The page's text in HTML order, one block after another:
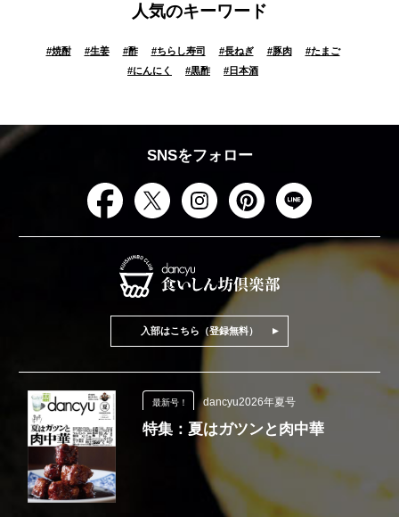
人気のキーワード
#焼酎 #生姜 #酢 #ちらし寿司 #長ねぎ #豚肉 #たまご
#にんにく #黒酢 #日本酒
SNSをフォロー
入部はこちら（登録無料）
最新号！ dancyu2026年夏号
特集：夏はガツンと肉中華